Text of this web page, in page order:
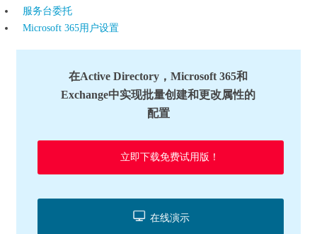
服务台委托
Microsoft 365用户设置
在Active Directory，Microsoft 365和
Exchange中实现批量创建和更改属性的
配置
立即下载免费试用版！
在线演示